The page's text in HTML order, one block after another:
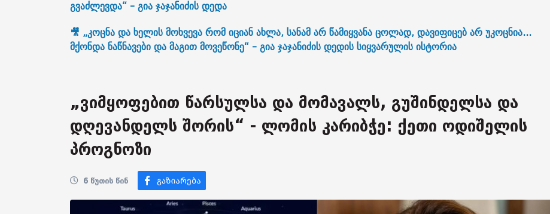
გვაძლევდა“ - გია ჯაჯანიძის დედა
🎥 „კოცნა და ხელის მოხვევა რომ იციან ახლა, სანამ არ წამიყვანა ცოლად, დავიფიცებ არ უკოცნია...
მქონდა ნაწნავები და მაგით მოვეწონე“ - გია ჯაჯანიძის დედის სიყვარულის ისტორია
„ვიმყოფებით წარსულსა და მომავალს, გუშინდელსა და
დღევანდელს შორის“ - ლომის კარიბჭე: ქეთი ოდიშელის
პროგნოზი
6 წუთის წინ